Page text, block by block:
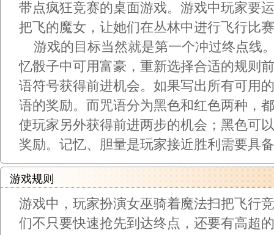
带点疯狂竞赛的桌面游戏。游戏中玩家要
把飞的魔女，让她们在丛林中进行飞行比
游戏的目标当然就是第一个冲过终点线
忆骰子中可用富豪，重新选择合适的规则
语符号获得前进机会。如果写出所有可用
语的奖励。而咒语分为黑色和红色两种，
使玩家另外获得前进两步的机会；黑色可
奖励。记忆、胆量是玩家接近胜利需要具
游戏规则
游戏中，玩家扮演女巫骑着魔法扫把飞行
们不只要快速抢先到达终点，还要有高超